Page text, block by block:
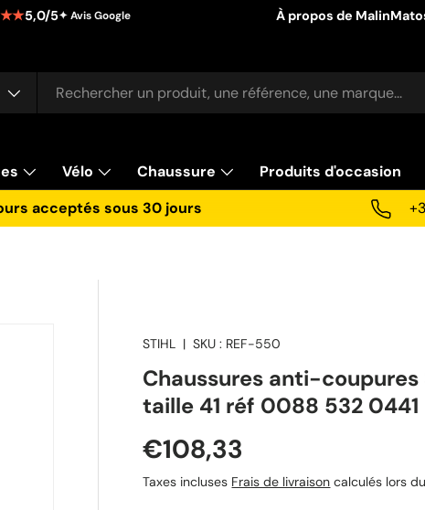
5,0/5✦ Avis Google À propos de
Vélo Chaussure
Produits d'occasion
acceptés sous 30 jours
STIHL |SKU : REF-550
Chaussures anti-coupures
taille 41 réf 0088 532 0441
Prix habituel
€108,33
Taxes incluses Frais de livraison calculés lors